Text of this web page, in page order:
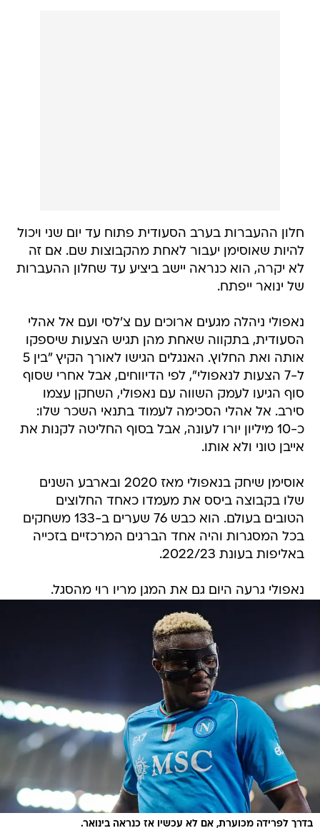
חלון ההעברות בערב הסעודית פתוח עד יום שני ויכול
להיות שאוסימן יעבור לאחת מהקבוצות שם. אם זה
לא יקרה, הוא כנראה יישב ביציע עד שחלון ההעברות
של ינואר ייפתח.
נאפולי ניהלה מגעים ארוכים עם צ'לסי ועם אל אהלי
הסעודית, בתקווה שאחת מהן תגיש הצעות שיספקו
אותה ואת החלוץ. האנגלים הגישו לאורך הקיץ "בין 5
ל-7 הצעות לנאפולי", לפי הדיווחים, אבל אחרי שסוף
סוף הגיעו לעמק השווה עם נאפולי, השחקן עצמו
סירב. אל אהלי הסכימה לעמוד בתנאי השכר שלו:
כ-10 מיליון יורו לעונה, אבל בסוף החליטה לקנות את
אייבן טוני ולא אותו.
אוסימן שיחק בנאפולי מאז 2020 ובארבע השנים
שלו בקבוצה ביסס את מעמדו כאחד החלוצים
הטובים בעולם. הוא כבש 76 שערים ב-133 משחקים
בכל המסגרות והיה אחד הברגים המרכזיים בזכייה
באליפות בעונת 2022/23.
נאפולי גרעה היום גם את המגן מריו רוי מהסגל.
בדרך לפרידה מכוערת, אם לא עכשיו אז כנראה בינואר.